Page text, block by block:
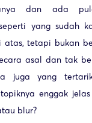
dan ada
yang sudah
atas, tetapi bukan
asal dan tak
juga yang
enggak
blur?